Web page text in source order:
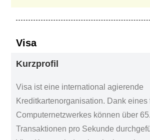
Visa
Kurzprofil
Visa ist eine international agierende
Kreditkartenorganisation. Dank eines
Computernetzwerkes können über
Transaktionen pro Sekunde